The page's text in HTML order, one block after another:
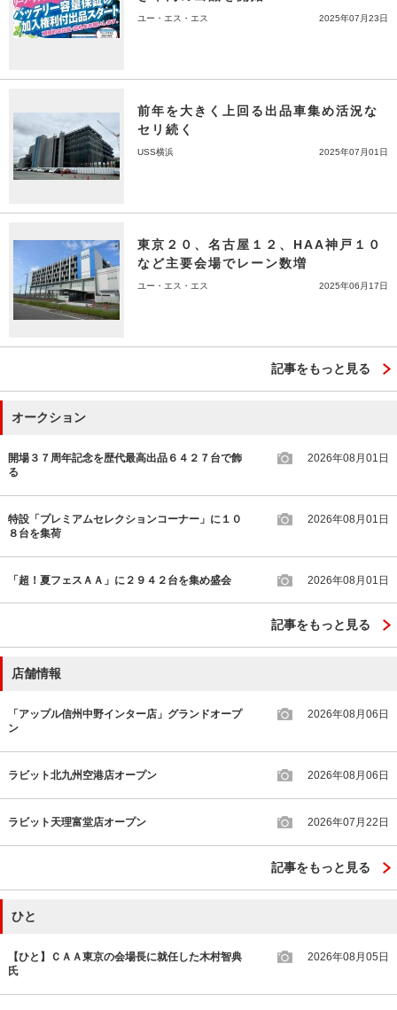
ユー・エス・エス 2025年07月23日
前年を大きく上回る出品車集め活況な
セリ続く
USS横浜 2025年07月01日
東京２０、名古屋１２、HAA神戸１０
など主要会場でレーン数増
ユー・エス・エス 2025年06月17日
記事をもっと見る
オークション
開場３７周年記念を歴代最高出品６４２７台で飾
る
2026年08月01日
特設「プレミアムセレクションコーナー」に１０
８台を集荷
2026年08月01日
「超！夏フェスＡＡ」に２９４２台を集め盛会 2026年08月01日
記事をもっと見る
店舗情報
「アップル信州中野インター店」グランドオープ
ン
2026年08月06日
ラビット北九州空港店オープン 2026年08月06日
ラビット天理富堂店オープン 2026年07月22日
記事をもっと見る
ひと
【ひと】ＣＡＡ東京の会場長に就任した木村智典
氏
2026年08月05日